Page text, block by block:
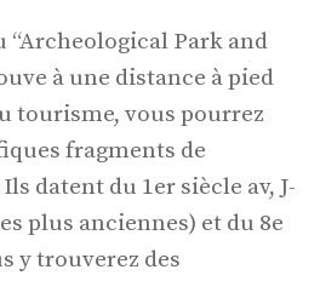
“Archeological Park and
à une distance à pied
tourisme, vous pourrez
fragments de
datent du 1er siècle av, J-
plus anciennes) et du 8e
y trouverez des